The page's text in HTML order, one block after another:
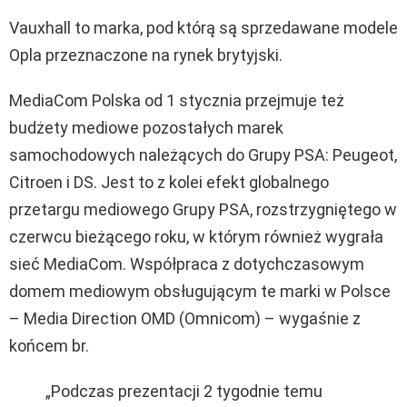
Vauxhall to marka, pod którą są sprzedawane modele
Opla przeznaczone na rynek brytyjski.
MediaCom Polska od 1 stycznia przejmuje też
budżety mediowe pozostałych marek
samochodowych należących do Grupy PSA: Peugeot,
Citroen i DS. Jest to z kolei efekt globalnego
przetargu mediowego Grupy PSA, rozstrzygniętego w
czerwcu bieżącego roku, w którym również wygrała
sieć MediaCom. Współpraca z dotychczasowym
domem mediowym obsługującym te marki w Polsce
– Media Direction OMD (Omnicom) – wygaśnie z
końcem br.
„Podczas prezentacji 2 tygodnie temu